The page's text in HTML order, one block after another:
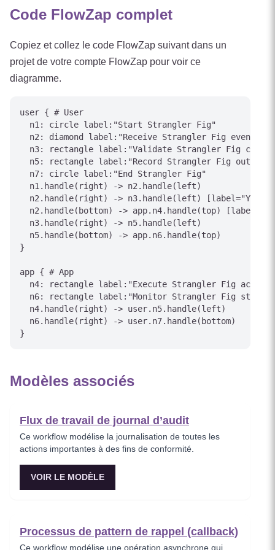
Code FlowZap complet
Copiez et collez le code FlowZap suivant dans un
projet de votre compte FlowZap pour voir ce
diagramme.
user { # User
  n1: circle label:"Start Strangler Fig"
  n2: diamond label:"Receive Strangler Fig event"
n3: rectangle label:"Validate Strangler Fig
  n5: rectangle label:"Record Strangler Fig outcome"
  n7: circle label:"End Strangler Fig"
  n1.handle(right) -> n2.handle(left)
n2.handle(right) -> n3.handle(left) [label="Yes/
n2.handle(bottom) -> app.n4.handle(top)
  n3.handle(right) -> n5.handle(left)
  n5.handle(bottom) -> app.n6.handle(top)
}
app { # App
  n4: rectangle label:"Execute Strangler Fig action"
  n6: rectangle label:"Monitor Strangler Fig status"
  n4.handle(right) -> user.n5.handle(left)
  n6.handle(right) -> user.n7.handle(bottom)
Modèles associés
Flux de travail de journal d’audit
Ce workflow modélise la journalisation de toutes les
actions importantes à des fins de conformité.
VOIR LE MODÈLE
Processus de pattern de rappel (callback)
Ce workflow modélise une opération asynchrone qui